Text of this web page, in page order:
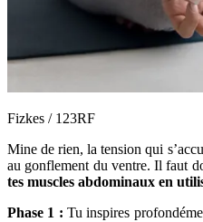
Fizkes / 123RF
Mine de rien, la tension qui
au gonflement du ventre. Il faut
tes muscles abdominaux en
Phase 1 : Tu inspires